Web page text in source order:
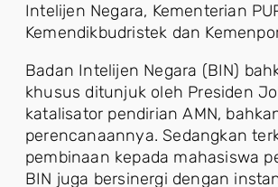
Intelijen Negara, Kementerian
Kemendikbudristek dan
Badan Intelijen Negara (BIN)
khusus ditunjuk oleh Presiden
katalisator pendirian AMN,
perencanaannya. Sedangkan
pembinaan kepada mahasiswa
BIN juga bersinergi dengan